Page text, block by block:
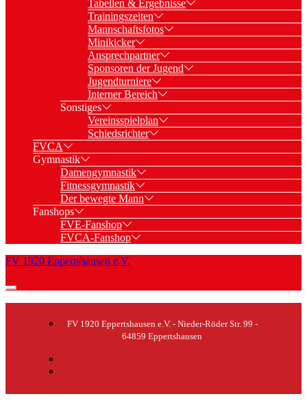
Tabellen & Ergebnisse
Trainingszeiten
Mannschaftsfotos
Minikicker
Ansprechpartner
Sponsoren der Jugend
Jugendturniere
Interner Bereich
Sonstiges
Vereinsspielplan
Schiedsrichter
FVCA
Gymnastik
Damengymnastik
Fitnessgymnastik
Der bewegte Mann
Fanshops
FVE-Fanshop
FVCA-Fanshop
FV 1920 Eppertshausen e.V.
FV 1920 Eppertshausen e.V. - Nieder-Röder Str. 99 -
64859 Eppertshausen